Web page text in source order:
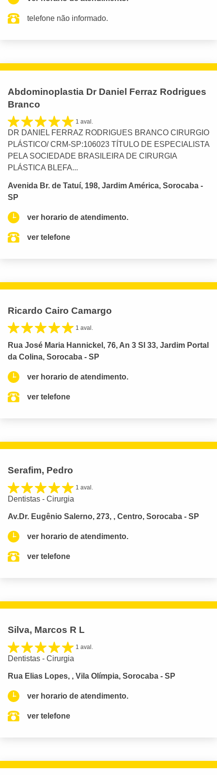
telefone não informado.
Abdominoplastia Dr Daniel Ferraz Rodrigues
Branco
1 aval.
DR DANIEL FERRAZ RODRIGUES BRANCO CIRURGIO
PLÁSTICO/ CRM-SP:106023 TÍTULO DE ESPECIALISTA
PELA SOCIEDADE BRASILEIRA DE CIRURGIA
PLÁSTICA BLEFA...
Avenida Br. de Tatuí, 198, Jardim América, Sorocaba -
SP
ver horario de atendimento.
ver telefone
Ricardo Cairo Camargo
1 aval.
Rua José Maria Hannickel, 76, An 3 Sl 33, Jardim Portal
da Colina, Sorocaba - SP
ver horario de atendimento.
ver telefone
Serafim, Pedro
1 aval.
Dentistas - Cirurgia
Av.Dr. Eugênio Salerno, 273, , Centro, Sorocaba - SP
ver horario de atendimento.
ver telefone
Silva, Marcos R L
1 aval.
Dentistas - Cirurgia
Rua Elias Lopes, , Vila Olímpia, Sorocaba - SP
ver horario de atendimento.
ver telefone